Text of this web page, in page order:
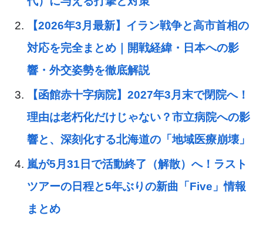
【2026年3月最新】イラン戦争と高市首相の
対応を完全まとめ｜開戦経緯・日本への影
響・外交姿勢を徹底解説
【函館赤十字病院】2027年3月末で閉院へ！
理由は老朽化だけじゃない？市立病院への影
響と、深刻化する北海道の「地域医療崩壊」
嵐が5月31日で活動終了（解散）へ！ラスト
ツアーの日程と5年ぶりの新曲「Five」情報
まとめ